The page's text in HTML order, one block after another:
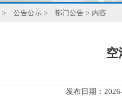
> 公告公示 > 部门公告 > 内容
空
发布日期：